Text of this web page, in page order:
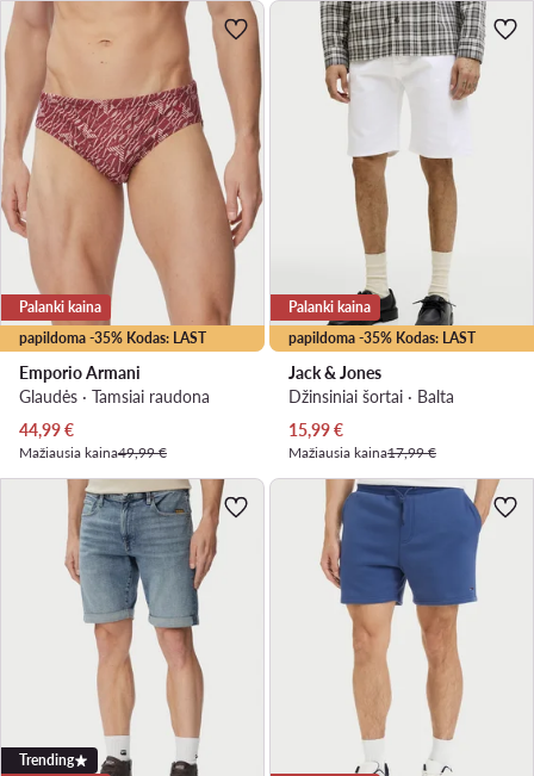
papildoma -35% Kodas: LAST
Palanki kaina
Emporio Armani
Glaudės · Tamsiai raudona
Dabartinė kaina
44,99€
Mažiausia kaina49,99 €
papildoma -35% Kodas: LAST
Palanki kaina
Jack & Jones
Džinsiniai šortai · Balta
Dabartinė kaina
15,99€
Mažiausia kaina17,99 €
Trending